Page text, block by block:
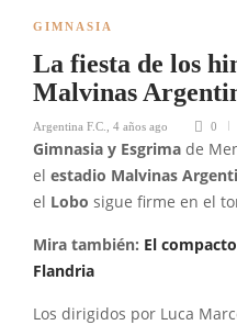
GIMNASIA
La fiesta de los
Malvinas
Argentina F.C. 4 años ago 0
Gimnasia y Esgrima de
el estadio Malvinas
el Lobo sigue firme en el
Mira también: El
Flandria
Los dirigidos por Luca